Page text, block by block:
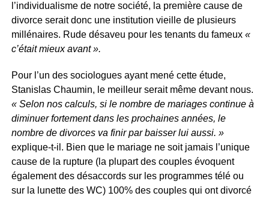
l’individualisme de notre société, la première cause de
divorce serait donc une institution vieille de plusieurs
millénaires. Rude désaveu pour les tenants du fameux «
c’était mieux avant ».
Pour l’un des sociologues ayant mené cette étude,
Stanislas Chaumin, le meilleur serait même devant nous.
« Selon nos calculs, si le nombre de mariages continue à
diminuer fortement dans les prochaines années, le
nombre de divorces va finir par baisser lui aussi. »
explique-t-il. Bien que le mariage ne soit jamais l’unique
cause de la rupture (la plupart des couples évoquent
également des désaccords sur les programmes télé ou
sur la lunette des WC) 100% des couples qui ont divorcé